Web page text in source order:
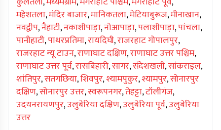
महेशतला,मंदिर बाजार,मानिकतला,मेटियाबुरूज,मीनाखान,
नवद्वीप,नैहाटी,नकाशीपाड़ा,नोआपाड़ा,पलाशीपाड़ा,पांचला,
पानीहाटी,पाथरप्रतिमा,रायदिघी,राजरहाट गोपालपुर,
राजरहाट न्यू टाउन,राणाघाट दक्षिण,राणाघाट उत्तर पश्चिम,
राणाघाट उत्तर पूर्व,रासबिहारी,सागर,संदेशखली,सांकराइल,
शांतिपुर,सतगछिया,शिवपुर,श्यामपुकुर,श्यामपुर,सोनारपुर
दक्षिण,सोनारपुर उत्तर,स्वरूपनगर,तेहट्टा,टॉलीगंज,
उदयनरायणपुर,उलुबेरिया दक्षिण,उलुबेरिया पूर्व,उलुबेरिया
उत्तर